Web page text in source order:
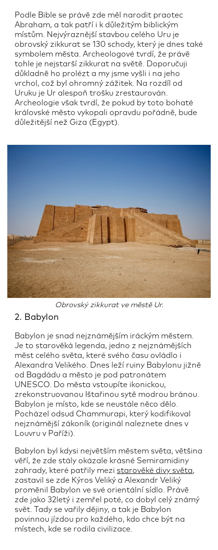
Podle Bible se právě zde měl narodit praotec
Abraham, a tak patří i k důležitým biblickým
místům. Nejvýraznější stavbou celého Uru je
obrovský zikkurat se 130 schody, který je dnes také
symbolem města. Archeologové tvrdí, že právě
tohle je nejstarší zikkurat na světě. Doporučuji
důkladně ho prolézt a my jsme vyšli i na jeho
vrchol, což byl ohromný zážitek. Na rozdíl od
Uruku je Ur alespoň trošku zrestaurován.
Archeologie však tvrdí, že pokud by toto bohaté
královské město vykopali opravdu pořádně, bude
důležitější než Giza (Egypt).
Obrovský zikkurat ve městě Ur.
2. Babylon
Babylon je snad nejznámějším iráckým městem.
Je to starověká legenda, jedno z nejznámějších
měst celého světa, které svého času ovládlo i
Alexandra Velikého. Dnes leží ruiny Babylonu jižně
od Bagdádu a město je pod patronátem
UNESCO. Do města vstoupíte ikonickou,
zrekonstruovanou Ištařinou sytě modrou bránou.
Babylon je místo, kde se neustále něco dělo.
Pocházel odsud Chammurapi, který kodifikoval
nejznámější zákoník (originál naleznete dnes v
Louvru v Paříži).
Babylon byl kdysi největším městem světa, většina
věří, že zde stály okázale krásné Semiramidiny
zahrady, které patřily mezi starověké divy světa,
zastavil se zde Kýros Veliký a Alexandr Veliký
proměnil Babylon ve své orientální sídlo. Právě
zde jako 32letý i zemřel poté, co dobyl celý známý
svět. Tady se vařily dějiny, a tak je Babylon
povinnou jízdou pro každého, kdo chce být na
místech, kde se rodila civilizace.
Zajímá vás dovolená 2026 jen za Chytrou
zálohu 10 000 Kč?
Více informacíZDE